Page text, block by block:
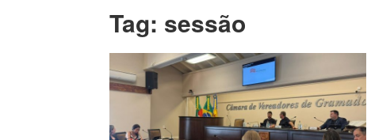
Tag: sessão